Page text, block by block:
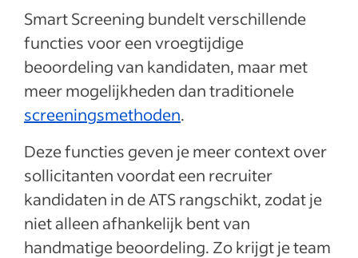
Smart Screening bundelt verschillende
functies voor een vroegtijdige
beoordeling van kandidaten, maar met
meer mogelijkheden dan traditionele
screeningsmethoden.
Deze functies geven je meer context over
sollicitanten voordat een recruiter
kandidaten in de ATS rangschikt, zodat je
niet alleen afhankelijk bent van
handmatige beoordeling. Zo krijgt je team